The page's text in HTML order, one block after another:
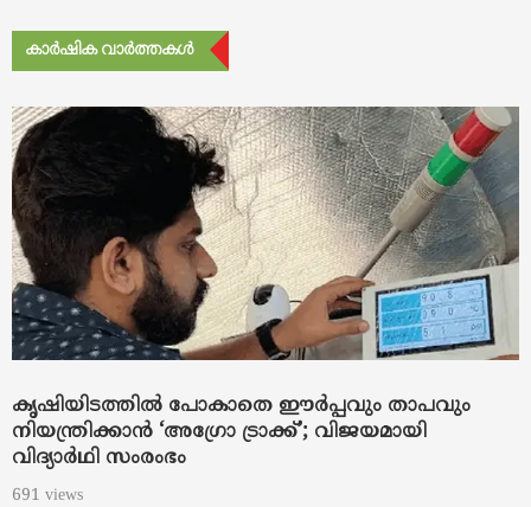
കാർഷിക വാർത്തകൾ
കൃഷിയിടത്തിൽ പോകാതെ ഈർപ്പവും താപവും
നിയന്ത്രിക്കാൻ ‘അഗ്രോ ട്രാക്ക്’; വിജയമായി
വിദ്യാർഥി സംരംഭം
691 views